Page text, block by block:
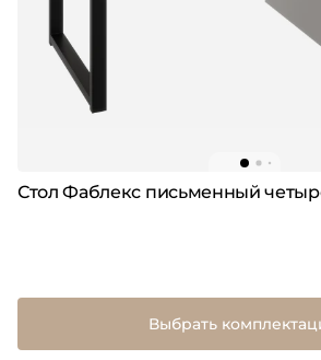
Стол Фаблекс письменный
Выбрать